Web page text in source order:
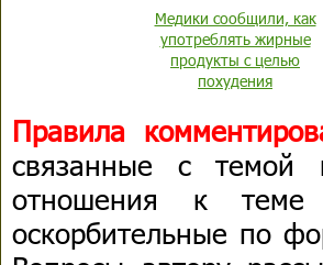
Медики сообщили, как
употреблять жирные
продукты с целью
похудения
Правила
связанные с темой
отношения к
оскорбительные по